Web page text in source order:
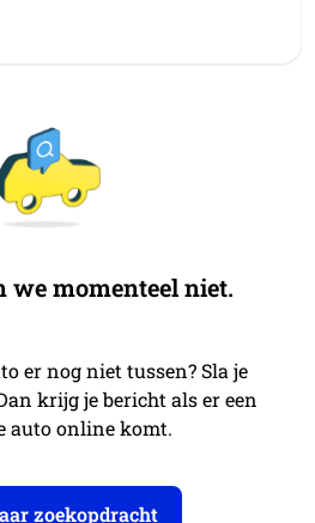
we momenteel niet.
er nog niet tussen? Sla je
krijg je bericht als er een
auto online komt.
zoekopdracht